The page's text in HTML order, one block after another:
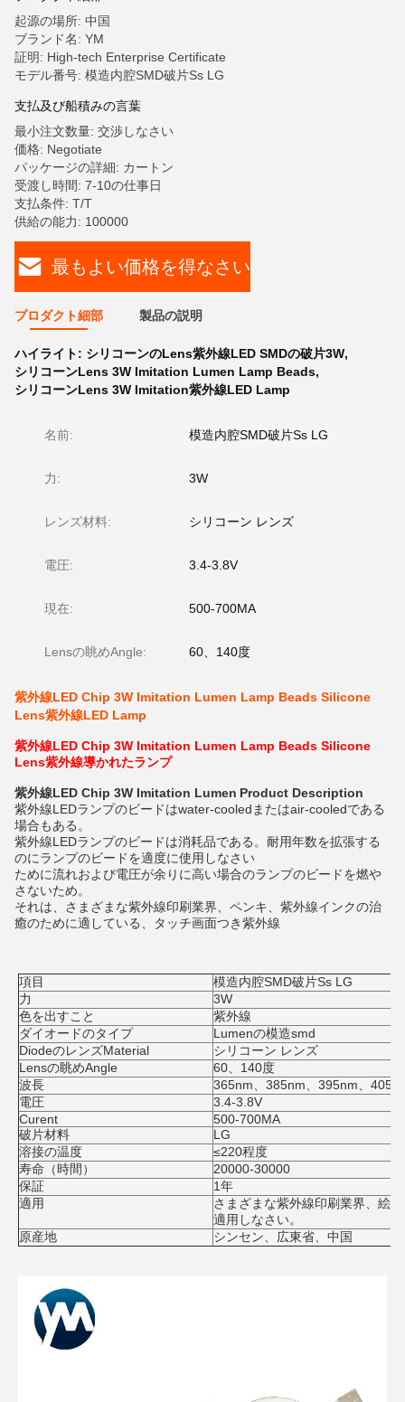
起源の場所: 中国
ブランド名: YM
証明: High-tech Enterprise Certificate
モデル番号: 模造内腔SMD破片Ss LG
支払及び船積みの言葉
最小注文数量: 交渉しなさい
価格: Negotiate
パッケージの詳細: カートン
受渡し時間: 7-10の仕事日
支払条件: T/T
供給の能力: 100000
最もよい価格を得なさい
プロダクト細部 製品の説明
ハイライト: シリコーンのLens紫外線LED SMDの破片3W,
シリコーンLens 3W Imitation Lumen Lamp Beads,
シリコーンLens 3W Imitation紫外線LED Lamp
名前: 模造内腔SMD破片Ss LG
力: 3W
レンズ材料: シリコーン レンズ
電圧: 3.4-3.8V
現在: 500-700MA
Lensの眺めAngle: 60、140度
紫外線LED Chip 3W Imitation Lumen Lamp Beads Silicone
Lens紫外線LED Lamp
紫外線LED Chip 3W Imitation Lumen Lamp Beads Silicone
Lens紫外線導かれたランプ
紫外線LED Chip 3W Imitation Lumen Product Description
紫外線LEDランプのビードはwater-cooledまたはair-cooledである
場合もある。
紫外線LEDランプのビードは消耗品である。耐用年数を拡張する
のにランプのビードを適度に使用しなさい
ために流れおよび電圧が余りに高い場合のランプのビードを燃や
さないため。
それは、さまざまな紫外線印刷業界、ペンキ、紫外線インクの治
癒のために適している、タッチ画面つき紫外線
項目
模造内腔SMD破片Ss LG
力
3W
色を出すこと
紫外線
ダイオードのタイプ
Lumenの模造smd
DiodeのレンズMaterial
シリコーン レンズ
Lensの眺めAngle
60、140度
波長
365nm、385nm、395nm、
電圧
3.4-3.8V
Curent
500-700MA
破片材料
LG
溶接の温度
≤220程度
寿命（時間）
20000-30000
保証
1年
適用
さまざまな紫外線印刷業界、絵
適用しなさい。
原産地
シンセン、広東省、中国